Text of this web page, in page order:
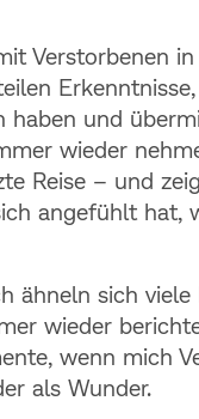
Verstorbenen
haben und
wieder
Reise – und
angefühlt hat,
ähneln sich viele
wieder
wenn mich
als Wunder.